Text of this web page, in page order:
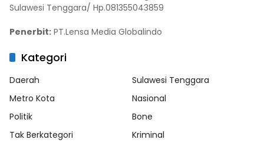
Sulawesi Tenggara/ Hp.081355043859
Penerbit: PT.Lensa Media Globalindo
Kategori
Daerah
Sulawesi Tenggara
Metro Kota
Nasional
Politik
Bone
Tak Berkategori
Kriminal